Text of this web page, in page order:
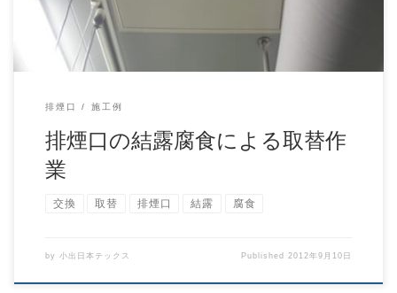
排煙口 施工例
排煙口の結露腐食による取替作
業
交換 取替 排煙口 結露 腐食
by 小出日本テックス Published 2012年9月10日